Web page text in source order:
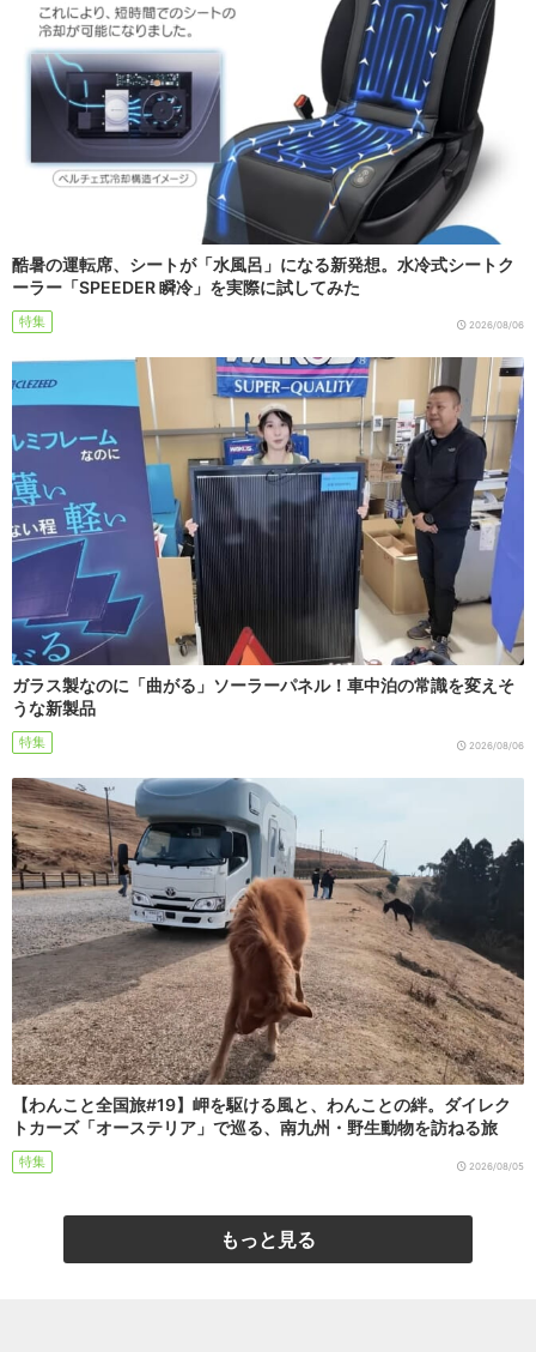
酷暑の運転席、シートが「水風呂」になる新発想。水冷式シートク
ーラー「SPEEDER 瞬冷」を実際に試してみた
特集 2026/08/06
ガラス製なのに「曲がる」ソーラーパネル！車中泊の常識を変えそ
うな新製品
特集 2026/08/06
【わんこと全国旅#19】岬を駆ける風と、わんことの絆。ダイレク
トカーズ「オーステリア」で巡る、南九州・野生動物を訪ねる旅
特集 2026/08/05
もっと見る